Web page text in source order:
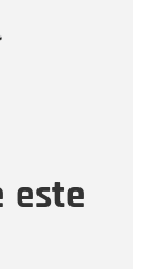
este